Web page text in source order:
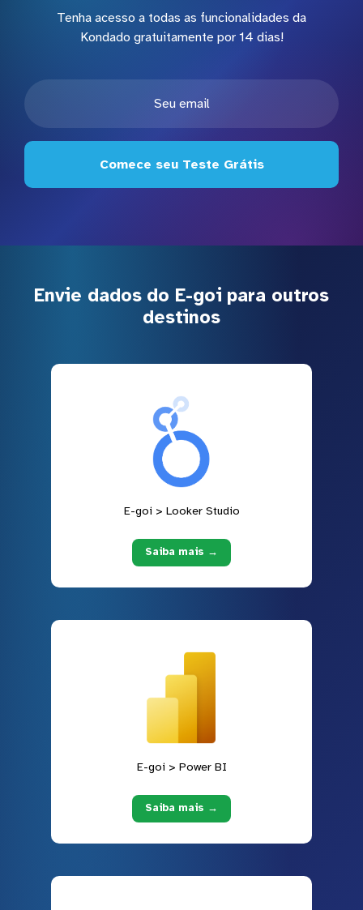
Tenha acesso a todas as funcionalidades da
Kondado gratuitamente por 14 dias!
Comece seu Teste Grátis
Envie dados do E-goi para outros
destinos
E-goi > Looker Studio
Saiba mais →
E-goi > Power BI
Saiba mais →